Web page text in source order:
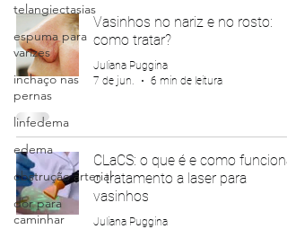
telangiectasias
espuma para
varizes
inchaço nas
pernas
linfedema
edema
obstrução arterial
dor para
caminhar
Vasinhos no nariz e no rosto:
como tratar?
Juliana Puggina
7 de jun.
6 min de leitura
CLaCS: o que é e como funciona
o tratamento a laser para
vasinhos
Juliana Puggina